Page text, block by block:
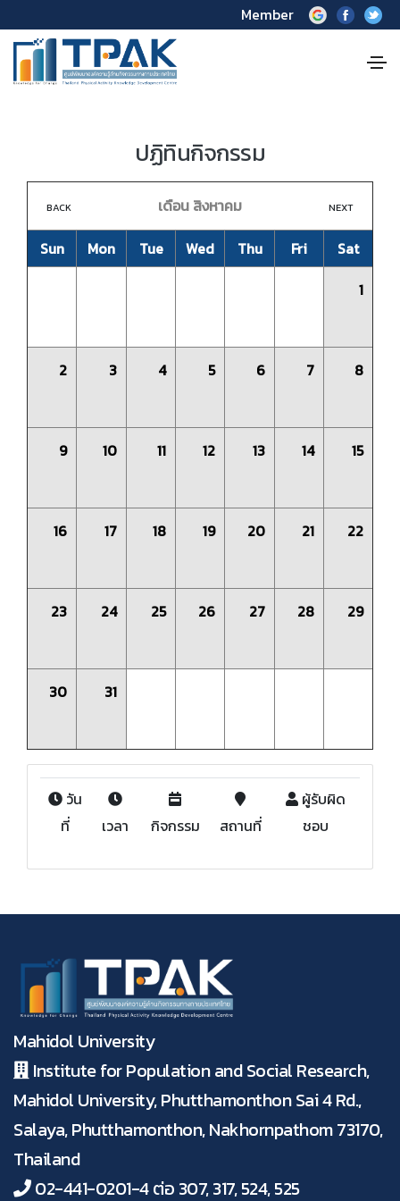
Member
ปฏิทินกิจกรรม
BACK เดือน สิงหาคม NEXT
Sun Mon Tue Wed Thu Fri
Sat
1
2 3 4 5 6 7 8
9 10 11 12 13 14 15
16 17 18 19 20 21 22
23 24 25 26 27 28 29
30 31
วัน
ที่
เวลา กิจกรรม สถานที่
ผู้รับผิด
ชอบ
Mahidol University
Institute for Population and Social Research,
Mahidol University, Phutthamonthon Sai 4 Rd.,
Salaya, Phutthamonthon, Nakhornpathom 73170,
Thailand
02-441-0201-4 ต่อ 307, 317, 524, 525